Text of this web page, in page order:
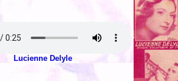
Lucienne Delyle